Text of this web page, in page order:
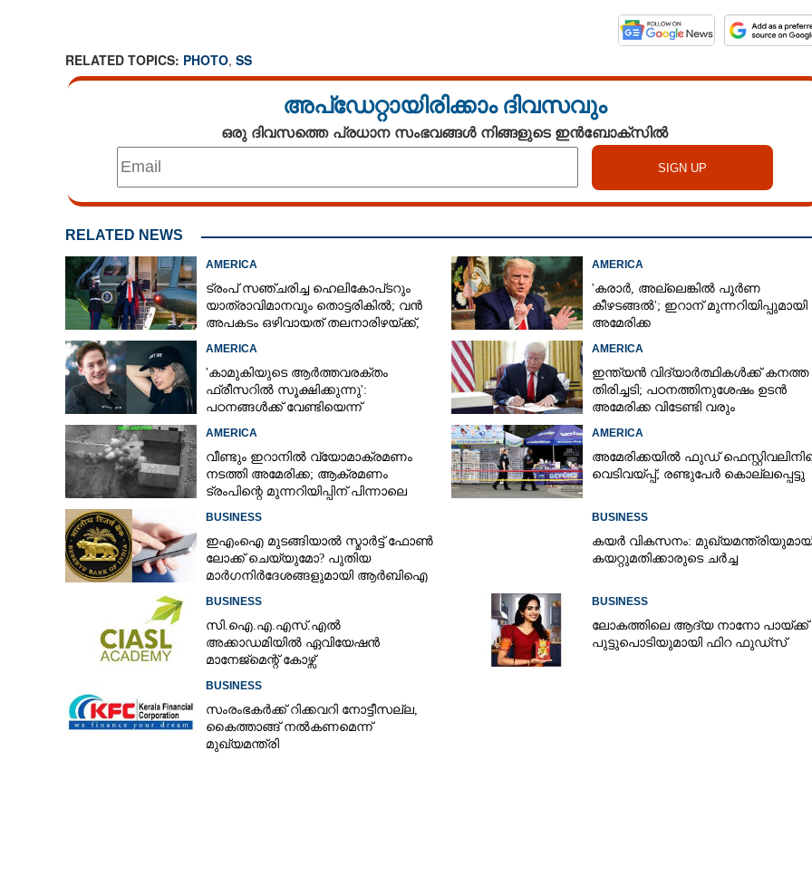
CONTACT US
RELATED TOPICS: PHOTO, SS
അപ്ഡേറ്റായിരിക്കാം ദിവസവും
ഒരു ദിവസത്തെ പ്രധാന സംഭവങ്ങൾ നിങ്ങളുടെ ഇൻബോക്സിൽ
RELATED NEWS
AMERICA
ട്രംപ് സഞ്ചരിച്ച ഹെലികോപ്‌ടറും
യാത്രാവിമാനവും തൊട്ടരികിൽ; വൻ
അപകടം ഒഴിവായത് തലനാരിഴയ്‌ക്ക്,
AMERICA
'കരാർ, അല്ലെങ്കിൽ പൂർണ
കീഴടങ്ങൽ'; ഇറാന് മുന്നറിയിപ്പുമായി
അമേരിക്ക
AMERICA
'കാമുകിയുടെ ആർത്തവരക്തം
ഫ്രീസറിൽ സൂക്ഷിക്കുന്നു':
പഠനങ്ങൾക്ക് വേണ്ടിയെന്ന്
AMERICA
ഇന്ത്യൻ വിദ്യാർത്ഥികൾക്ക് കനത്ത
തിരിച്ചടി; പഠനത്തിനുശേഷം ഉടൻ
അമേരിക്ക വിടേണ്ടി വരും
AMERICA
വീണ്ടും ഇറാനിൽ വ്യോമാക്രമണം
നടത്തി അമേരിക്ക; ആക്രമണം
ട്രംപിന്റെ മുന്നറിയിപ്പിന് പിന്നാലെ
AMERICA
അമേരിക്കയിൽ ഫുഡ്
വെടിവയ്‌പ്പ്; രണ്ടുപേർ കൊല്ലപ്പെട്ടു
BUSINESS
ഇഎംഐ മുടങ്ങിയാൽ സ്മാർട്ട് ഫോൺ
ലോക്ക് ചെയ്യുമോ? പുതിയ
മാർഗനിർദേശങ്ങളുമായി ആർബിഐ
BUSINESS
കയർ വികസനം:
കയറ്റുമതിക്കാരുടെ ചർച്ച
BUSINESS
സി.ഐ.എ.എസ്.എൽ
അക്കാഡമിയിൽ ഏവിയേഷൻ
മാനേജ്മെന്റ് കോഴ്സ്
BUSINESS
ലോകത്തിലെ ആദ്യ നാനോ പായ്ക്ക്
പുട്ടുപൊടിയുമായി ഫിറ ഫുഡ്‌സ്
BUSINESS
സംരംഭകർക്ക് റിക്കവറി നോട്ടീസല്ല,
കൈത്താങ്ങ് നൽകണമെന്ന്
മുഖ്യമന്ത്രി